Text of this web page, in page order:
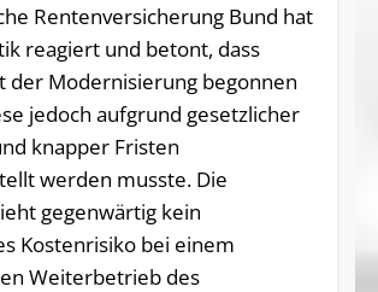
Rentenversicherung Bund hat
reagiert und betont, dass
der Modernisierung begonnen
jedoch aufgrund gesetzlicher
knapper Fristen
werden musste. Die
gegenwärtig kein
Kostenrisiko bei einem
Weiterbetrieb des